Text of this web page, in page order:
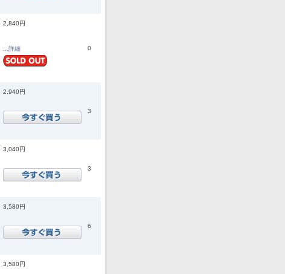
2,840円
...詳細 0
2,940円
3
3,040円
3
3,580円
6
3,580円